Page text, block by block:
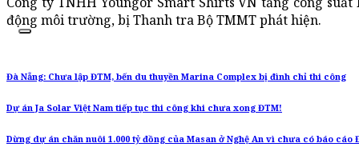
động môi trường, bị Thanh tra Bộ TMMT phát hiện.
Đà Nẵng: Chưa lập ĐTM, bến du thuyền Marina Complex bị đình chỉ thi công
Dự án Ja Solar Việt Nam tiếp tục thi công khi chưa xong ĐTM!
Dừng dự án chăn nuôi 1.000 tỷ đồng của Masan ở Nghệ An vì chưa có báo cáo